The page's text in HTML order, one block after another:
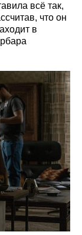
всё так,
что он
в